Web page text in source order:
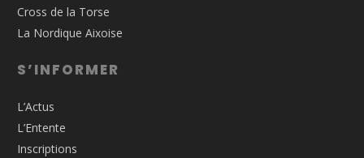
Cross de la Torse
La Nordique Aixoise
S’INFORMER
L’Actus
L’Entente
Inscriptions